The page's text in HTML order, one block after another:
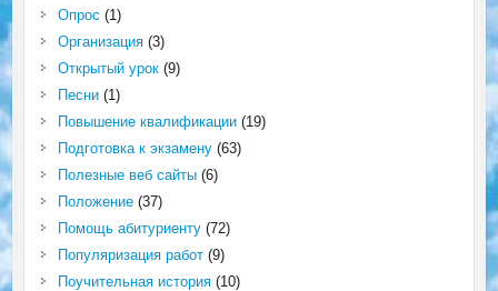
Опрос (1)
Организация(3)
Открытый урок(9)
Песни(1)
Повышение квалификации(19)
Подготовка к экзамену(63)
Полезные веб сайты(6)
Положение(37)
Помощь абитуриенту(72)
Популяризация работ(9)
Поучительная история(10)